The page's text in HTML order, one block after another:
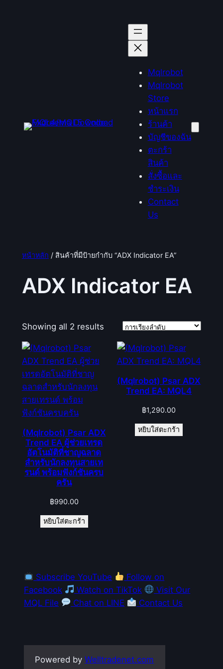
Mqlrobot
Mqlrobot
Store
หน้าแรก
ร้านค้า
บัญชีของฉัน
ตะกร้า
สินค้า
สั่งซื้อและ
ชำระเงิน
Contact
Us
หน้าหลัก / สินค้าที่มีป้ายกำกับ “ADX Indicator EA”
ADX Indicator EA
Showing all 2 results
(Mqlrobot) Psar ADX
Trend EA ผู้ช่วยเทรด
อัตโนมัติที่ชาญฉลาด
สำหรับนักลงทุนสายเท
รนด์ พร้อมฟังก์ชันครบ
ครัน
฿990.00
หยิบใส่ตะกร้า
(Mqlrobot) Psar ADX
Trend EA: MQL4
฿1,290.00
หยิบใส่ตะกร้า
Subscribe YouTube
Follow on
Facebook
Watch on TikTok
Visit Our
MQL File
Chat on LINE Contact Us
Powered byWelltradenet.com